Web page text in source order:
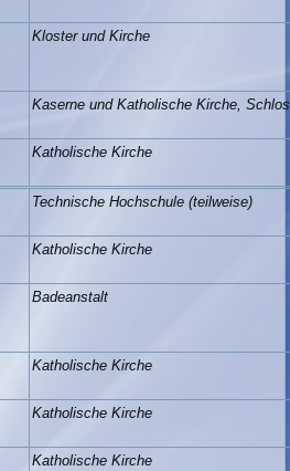
Kloster und Kirche
Kaserne und Katholische Kirche,
Katholische Kirche
Technische Hochschule (teilweise)
Katholische Kirche
Badeanstalt
Katholische Kirche
Katholische Kirche
Katholische Kirche